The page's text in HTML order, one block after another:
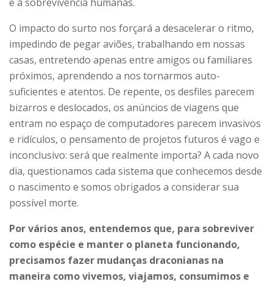
O impacto do surto nos forçará a desacelerar o ritmo,
impedindo de pegar aviões, trabalhando em nossas
casas, entretendo apenas entre amigos ou familiares
próximos, aprendendo a nos tornarmos auto-
suficientes e atentos. De repente, os desfiles parecem
bizarros e deslocados, os anúncios de viagens que
entram no espaço de computadores parecem invasivos
e ridículos, o pensamento de projetos futuros é vago e
inconclusivo: será que realmente importa? A cada novo
dia, questionamos cada sistema que conhecemos desde
o nascimento e somos obrigados a considerar sua
possível morte.
Por vários anos, entendemos que, para sobreviver
como espécie e manter o planeta funcionando,
precisamos fazer mudanças draconianas na
maneira como vivemos, viajamos, consumimos e